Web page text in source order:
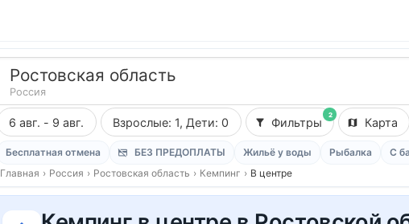
Ростовская область
Россия
6 авг. - 9 авг. Взрослые: 1, Дети: 0
2
Фильтры Карта
Бесплатная отмена БЕЗ ПРЕДОПЛАТЫ Жильё у воды Рыбалка
С
Главная › Россия › Ростовская область › Кемпинг › В центре